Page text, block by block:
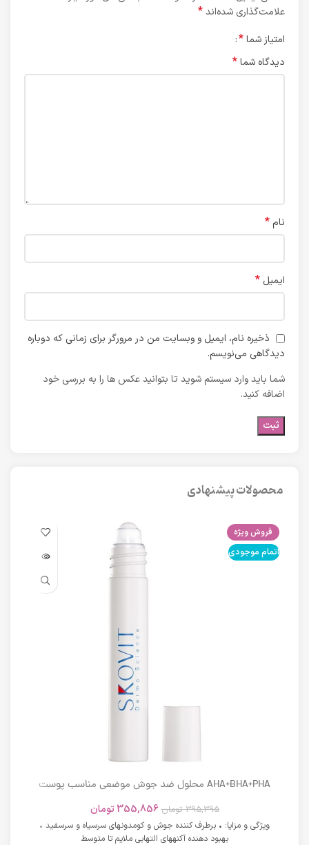
علامت‌گذاری شده‌اند*
امتیاز شما*
دیدگاه شما*
نام *
ایمیل *
ذخیره نام، ایمیل و وبسایت من در مرورگر برای زمانی که دوباره
دیدگاهی می‌نویسم.
شما باید وارد سیستم شوید تا بتوانید عکس ها را به بررسی خود
اضافه کنید.
محصولات پیشنهادی
فروش ویژه
اتمام موجودی
AHA+BHA+PHA محلول ضد جوش موضعی مناسب پوست
395,395 تومان 355,856 تومان
ویژگی و مزایا: • برطرف کننده جوش و کومدونهای سرسیاه و سرسفید •
بهبود دهنده آکنههای التهابی ملایم تا متوسط